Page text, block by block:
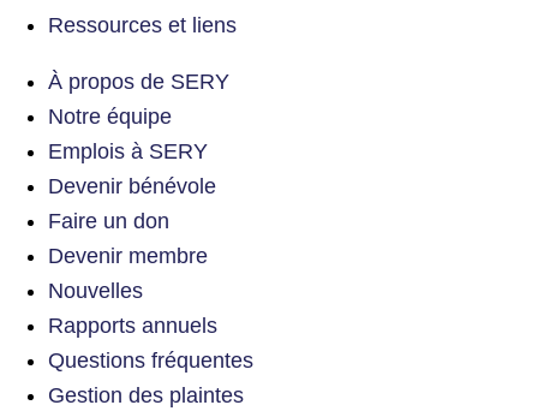
Ressources et liens
À propos de SERY
Notre équipe
Emplois à SERY
Devenir bénévole
Faire un don
Devenir membre
Nouvelles
Rapports annuels
Questions fréquentes
Gestion des plaintes